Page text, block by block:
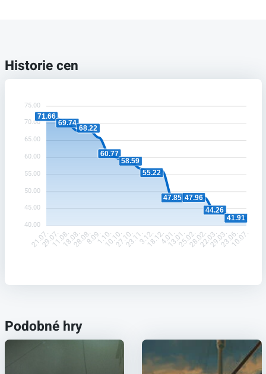
Historie cen
75.00
70.00
65.00
60.00
55.00
50.00
45.00
40.00
71.66
69.74
68.22
60.77
58.59
55.22
47.85 47.96
44.26
41.91
21.07.29.07.11.08.18.08.28.08.8.09.1.10.10.10.27.10.23.11.3.12.18.12.4.01.13.01.25.02.28.02.22.03.29.03.23.06.10.07.
Podobné hry